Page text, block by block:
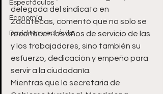
Espectáculos
Economía
David Monreal Ávila
delegada del sindicato en
Zacatecas, comentó que no solo se
reconocen los años de servicio de las
y los trabajadores, sino también su
esfuerzo, dedicación y empeño para
servir a la ciudadanía.
Mientras que la secretaria de